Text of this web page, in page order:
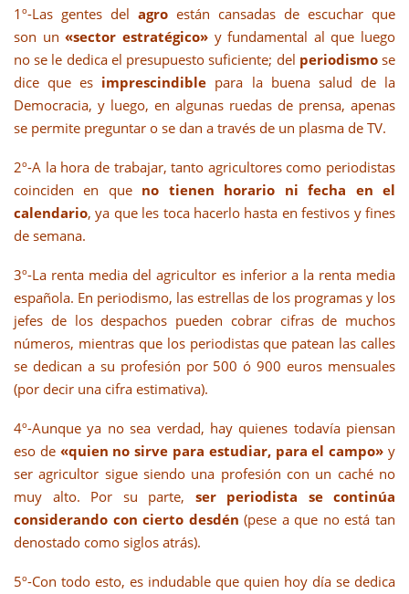
1º-Las gentes del agro están cansadas de escuchar que
son un«sector estratégico»y fundamental al que luego
no se le dedica el presupuesto suficiente; del periodismose
dice que es imprescindible para la buena salud de la
Democracia, y luego, en algunas ruedas de prensa, apenas
se permite preguntar o se dan a través de un plasma de TV.
2º-A la hora de trabajar, tanto agricultores como periodistas
coinciden en queno tienen horario ni fecha en el
calendario, ya que les toca hacerlo hasta en festivos y fines
de semana.
3º-La renta media del agricultor es inferior a la renta media
española. En periodismo, las estrellas de los programas y los
jefes de los despachos pueden cobrar cifras de muchos
números, mientras que los periodistas que patean las calles
se dedican a su profesión por 500 ó 900 euros mensuales
(por decir una cifra estimativa).
4º-Aunque ya no sea verdad, hay quienes todavía piensan
eso de «quien no sirve para estudiar, para el campo» y
ser agricultor sigue siendo una profesión con un caché no
muy alto. Por su parte, ser periodista se continúa
considerando con cierto desdén (pese a que no está tan
denostado como siglos atrás).
5º-Con todo esto, es indudable que quien hoy día se dedica